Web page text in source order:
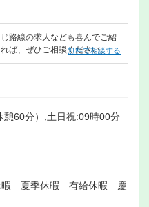
路線の求人なども喜んでご紹
ば、ぜひご相談ください。
無料で相談する
憩60分）,土日祝:09時00分
暇 夏季休暇 有給休暇 慶